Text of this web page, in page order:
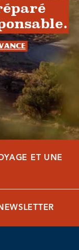
ET UNE